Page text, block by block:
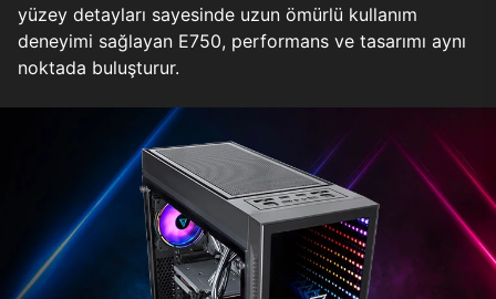
yüzey detayları sayesinde uzun ömürlü kullanım
deneyimi sağlayan E750, performans ve tasarımı aynı
noktada buluşturur.